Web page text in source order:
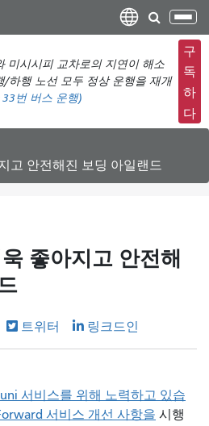
텐
츠
로
건
뛰
기
탐
색
메
뉴
전
환
미시시피 교차로의 지연이 해소
/하행 노선 모두 정상 운행을 재개
33번 버스 운행)
구
독
하
다
고 안전해진 보딩 아일랜드
좋아지고 안전해
트위터 링크드인
서비스를 위해 노력하고 있습
서비스 개선 사항을 시행